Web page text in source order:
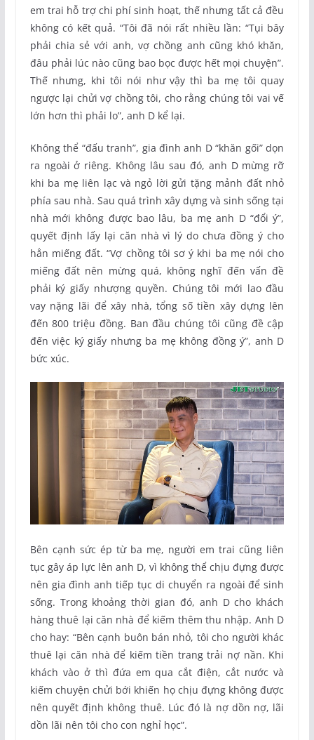
em trai hỗ trợ chi phí sinh hoạt, thế nhưng tất cả đều
không có kết quả. “Tôi đã nói rất nhiều lần: “Tụi bây
phải chia sẻ với anh, vợ chồng anh cũng khó khăn,
đâu phải lúc nào cũng bao bọc được hết mọi chuyện”.
Thế nhưng, khi tôi nói như vậy thì ba mẹ tôi quay
ngược lại chửi vợ chồng tôi, cho rằng chúng tôi vai vế
lớn hơn thì phải lo”, anh D kể lại.
Không thể “đấu tranh”, gia đình anh D “khăn gối” dọn
ra ngoài ở riêng. Không lâu sau đó, anh D mừng rỡ
khi ba mẹ liên lạc và ngỏ lời gửi tặng mảnh đất nhỏ
phía sau nhà. Sau quá trình xây dựng và sinh sống tại
nhà mới không được bao lâu, ba mẹ anh D “đổi ý”,
quyết định lấy lại căn nhà vì lý do chưa đồng ý cho
hẳn miếng đất. “Vợ chồng tôi sơ ý khi ba mẹ nói cho
miếng đất nên mừng quá, không nghĩ đến vấn đề
phải ký giấy nhượng quyền. Chúng tôi mới lao đầu
vay nặng lãi để xây nhà, tổng số tiền xây dựng lên
đến 800 triệu đồng. Ban đầu chúng tôi cũng đề cập
đến việc ký giấy nhưng ba mẹ không đồng ý”, anh D
bức xúc.
Bên cạnh sức ép từ ba mẹ, người em trai cũng liên
tục gây áp lực lên anh D, vì không thể chịu đựng được
nên gia đình anh tiếp tục di chuyển ra ngoài để sinh
sống. Trong khoảng thời gian đó, anh D cho khách
hàng thuê lại căn nhà để kiếm thêm thu nhập. Anh D
cho hay: “Bên cạnh buôn bán nhỏ, tôi cho người khác
thuê lại căn nhà để kiếm tiền trang trải nợ nần. Khi
khách vào ở thì đứa em qua cắt điện, cắt nước và
kiếm chuyện chửi bới khiến họ chịu đựng không được
nên quyết định không thuê. Lúc đó là nợ dồn nợ, lãi
dồn lãi nên tôi cho con nghỉ học”.